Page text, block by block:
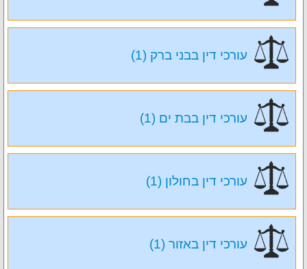
עורכי דין בבני ברק (1)
עורכי דין בבת ים (1)
עורכי דין בחולון (1)
עורכי דין באזור (1)